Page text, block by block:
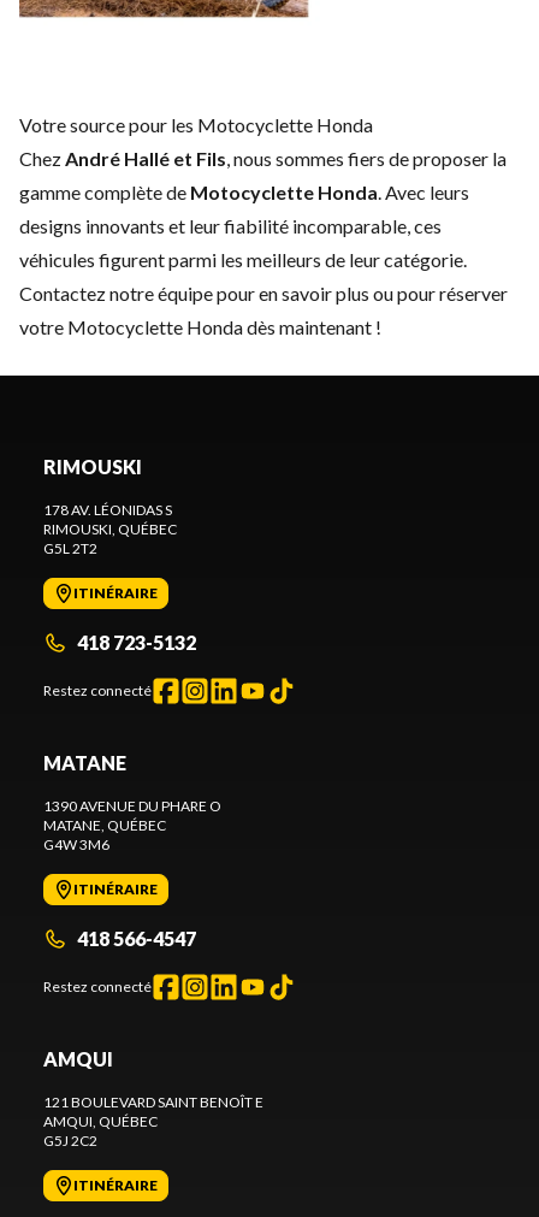
Votre source pour les Motocyclette Honda
ChezAndré Hallé et Fils, nous sommes fiers de proposer la
gamme complète de Motocyclette Honda. Avec leurs
designs innovants et leur fiabilité incomparable, ces
véhicules figurent parmi les meilleurs de leur catégorie.
Contactez notre équipepour en savoir plus ou pour réserver
votre Motocyclette Honda dès maintenant !
RIMOUSKI
178 AV. LÉONIDAS S
RIMOUSKI , QUÉBEC
G5L 2T2
ITINÉRAIRE
418 723-5132
Restez connecté
MATANE
1390 AVENUE DU PHARE O
MATANE , QUÉBEC
G4W 3M6
ITINÉRAIRE
418 566-4547
Restez connecté
AMQUI
121 BOULEVARD SAINT BENOÎT E
AMQUI , QUÉBEC
G5J 2C2
ITINÉRAIRE